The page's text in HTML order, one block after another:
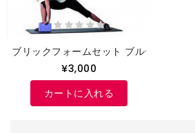
ブリックフォームセット ブルー(2セット)
¥3,000
カートに入れる